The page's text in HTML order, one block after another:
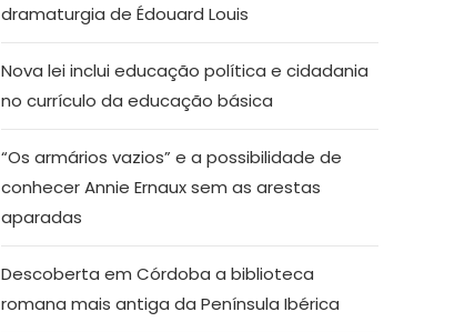
dramaturgia de Édouard Louis
Nova lei inclui educação política e cidadania
no currículo da educação básica
“Os armários vazios” e a possibilidade de
conhecer Annie Ernaux sem as arestas
aparadas
Descoberta em Córdoba a biblioteca
romana mais antiga da Península Ibérica